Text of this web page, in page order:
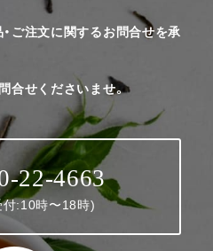
ご注文に関するお問合せを承
合せくださいませ。
22-4663
:10時〜18時)